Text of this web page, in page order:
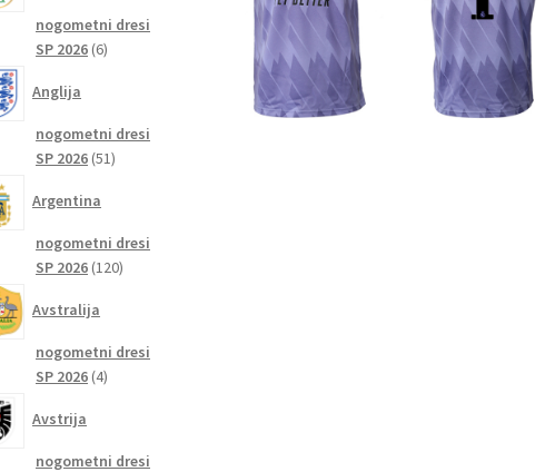
nogometni dresi
SP 2026 66
Anglija
nogometni dresi
SP 2026 5151
Argentina
nogometni dresi
SP 2026 120120
Avstralija
nogometni dresi
SP 2026 44
Avstrija
nogometni dresi